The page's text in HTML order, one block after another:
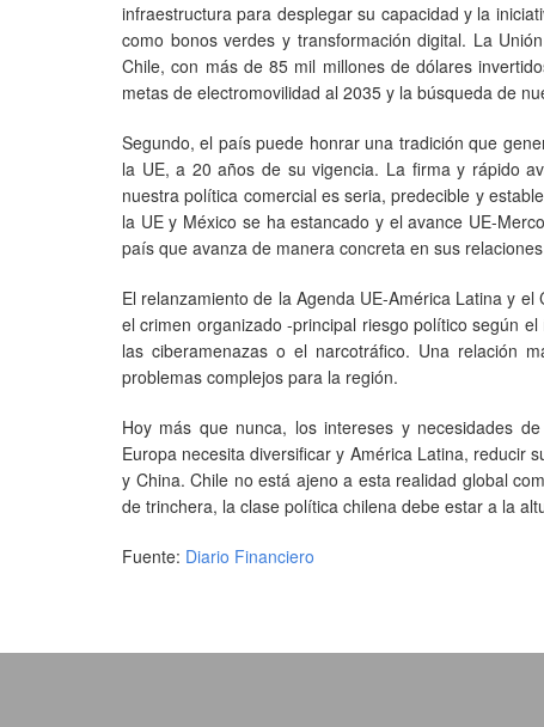
infraestructura para desplegar su capacidad y la
como bonos verdes y transformación digital. La
Chile, con más de 85 mil millones de dólares
metas de electromovilidad al 2035 y la búsqueda de
Segundo, el país puede honrar una tradición que
la UE, a 20 años de su vigencia. La firma y rápido
nuestra política comercial es seria, predecible y
la UE y México se ha estancado y el avance UE-
país que avanza de manera concreta en sus
El relanzamiento de la Agenda UE-América Latina y
el crimen organizado -principal riesgo político según
las ciberamenazas o el narcotráfico. Una relación
problemas complejos para la región.
Hoy más que nunca, los intereses y necesidades
Europa necesita diversificar y América Latina, reducir
y China. Chile no está ajeno a esta realidad global
de trinchera, la clase política chilena debe estar a la
Fuente: Diario Financiero